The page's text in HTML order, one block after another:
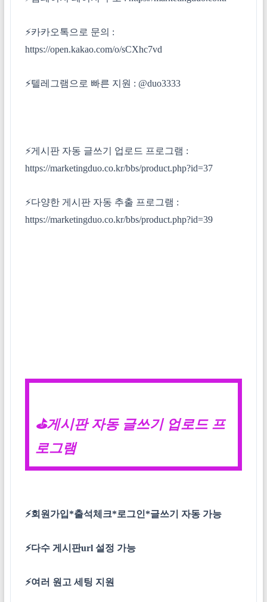
⚡카카오톡으로 문의 :
https://open.kakao.com/o/sCXhc7vd
⚡텔레그램으로 빠른 지원 : @duo3333
⚡게시판 자동 글쓰기 업로드 프로그램 :
https://marketingduo.co.kr/bbs/product.php?id=37
⚡다양한 게시판 자동 추출 프로그램 :
https://marketingduo.co.kr/bbs/product.php?id=39
⛳게시판 자동 글쓰기 업로드 프
로그램
⚡회원가입*출석체크*로그인*글쓰기 자동 가능
⚡다수 게시판url 설정 가능
⚡여러 원고 세팅 지원